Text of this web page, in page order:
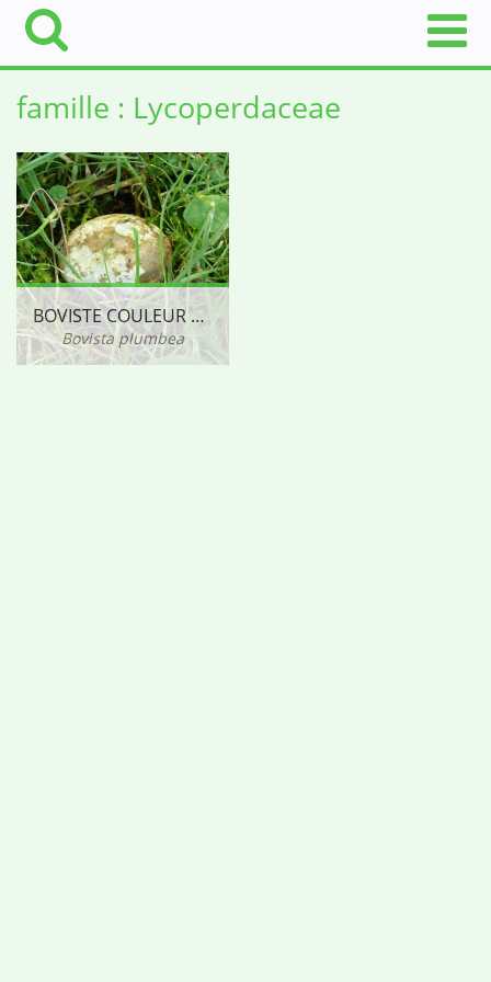
famille : Lycoperdaceae
BOVISTE COULEUR DE PLOMB
Bovista plumbea